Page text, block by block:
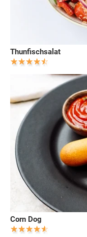
Thunfischsalat
Corn Dog